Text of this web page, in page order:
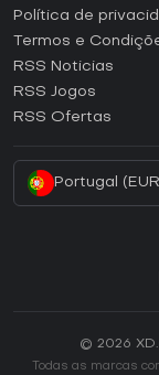
Como ativar uma
Como ativar uma
Como ativar uma
Política de
Termos e
RSS Noticias
RSS Jogos
RSS Ofertas
Portugal
© 2026
Todas as marcas